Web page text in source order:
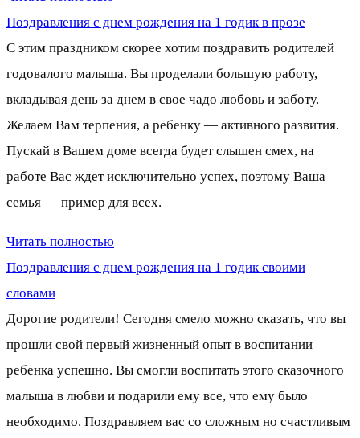
Поздравления с днем рождения на 1 годик в прозе
С этим праздником скорее хотим поздравить родителей
годовалого малыша. Вы проделали большую работу,
вкладывая день за днем в свое чадо любовь и заботу.
Желаем Вам терпения, а ребенку — активного развития.
Пускай в Вашем доме всегда будет слышен смех, на
работе Вас ждет исключительно успех, поэтому Ваша
семья — пример для всех.
Читать полностью
Поздравления с днем рождения на 1 годик своими
словами
Дорогие родители! Сегодня смело можно сказать, что вы
прошли свой первый жизненный опыт в воспитании
ребенка успешно. Вы смогли воспитать этого сказочного
малыша в любви и подарили ему все, что ему было
необходимо. Поздравляем вас со сложным но счастливым